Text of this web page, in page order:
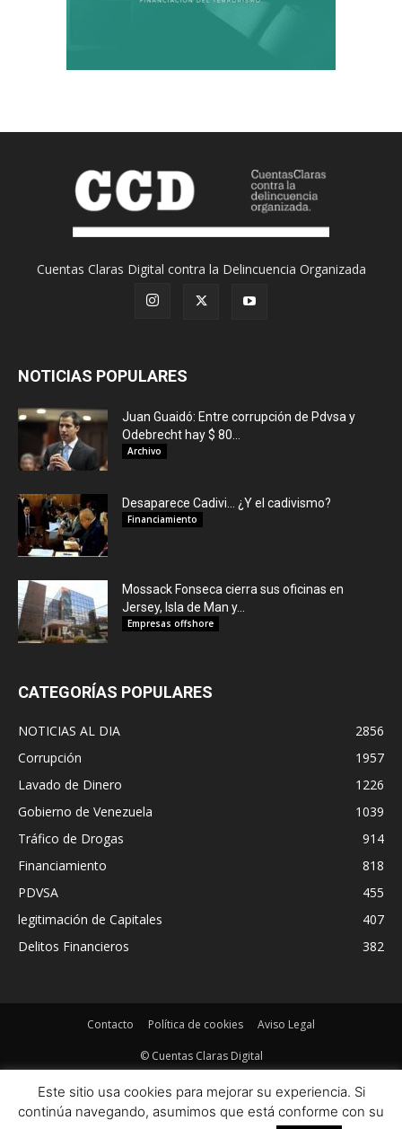
Cuentas Claras Digital contra la Delincuencia Organizada
NOTICIAS POPULARES
Juan Guaidó: Entre corrupción de Pdvsa y
Odebrecht hay $ 80...
Archivo
Desaparece Cadivi… ¿Y el cadivismo?
Financiamiento
Mossack Fonseca cierra sus oficinas en
Jersey, Isla de Man y...
Empresas offshore
CATEGORÍAS POPULARES
NOTICIAS AL DIA
2856
Corrupción
1957
Lavado de Dinero
1226
Gobierno de Venezuela
1039
Tráfico de Drogas
914
Financiamiento
818
PDVSA
455
legitimación de Capitales
407
Delitos Financieros
382
Contacto Política de cookies Aviso Legal
© Cuentas Claras Digital
Este sitio usa cookies para mejorar su experiencia. Si
continúa navegando, asumimos que está conforme con su